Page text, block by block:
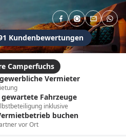
Kundenbewertungen
Camperfuchs
Vermieter
Fahrzeuge
inklusive
buchen
vor Ort
Anhängerkupplung
Kastenwagen
Teil-Integriert